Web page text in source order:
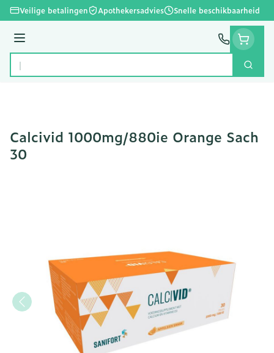
Ga naar de inhoud
Veilige betalingen Apothekersadvies Snelle beschikbaarheid
Menu
Product, merk, categorie...
Zoek
Calcivid 1000mg/880ie Orange Sach
30